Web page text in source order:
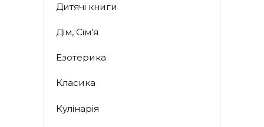
Дитячі книги
Дім, Сім’я
Езотерика
Класика
Кулінарія